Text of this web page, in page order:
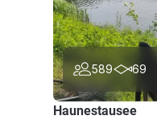
589 69
Haunestausee